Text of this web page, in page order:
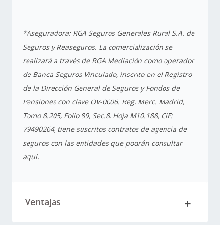
*Aseguradora: RGA Seguros Generales Rural S.A. de
Seguros y Reaseguros. La comercialización se
realizará a través de RGA Mediación como operador
de Banca-Seguros Vinculado, inscrito en el Registro
de la Dirección General de Seguros y Fondos de
Pensiones con clave OV-0006. Reg. Merc. Madrid,
Tomo 8.205, Folio 89, Sec.8, Hoja M10.188, CiF:
79490264, tiene suscritos contratos de agencia de
seguros con las entidades que podrán consultar
aquí.
Ventajas